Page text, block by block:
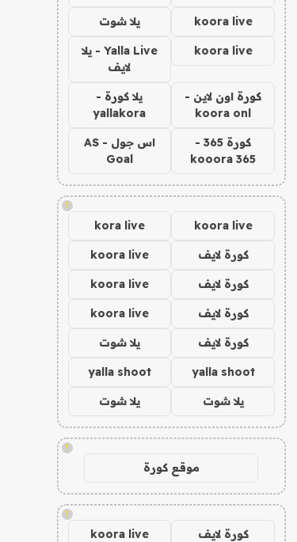
koora live يلا شوت
koora live
Yalla Live - يلا
لايف
كورة اون لاين -
koora onl
يلا كورة -
yallakora
كورة 365 -
kooora 365
اس جول - AS
Goal
!
koora live
kora live
كورة لايف koora live
كورة لايف koora live
كورة لايف koora live
كورة لايف يلا شوت
yalla shoot
yalla shoot
يلا شوت يلا شوت
!
موقع كورة
!
كورة لايف koora live